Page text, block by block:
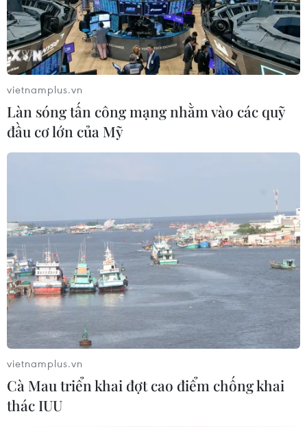
vietnamplus.vn
Làn sóng tấn công mạng nhằm vào các quỹ
đầu cơ lớn của Mỹ
vietnamplus.vn
Cà Mau triển khai đợt cao điểm chống khai
thác IUU